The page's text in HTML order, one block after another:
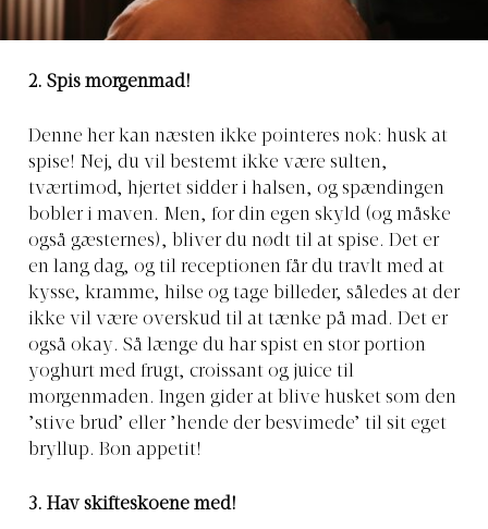
2. Spis morgenmad!
Denne her kan næsten ikke pointeres nok: husk at
spise! Nej, du vil bestemt ikke være sulten,
tværtimod, hjertet sidder i halsen, og spændingen
bobler i maven. Men, for din egen skyld (og måske
også gæsternes), bliver du nødt til at spise. Det er
en lang dag, og til receptionen får du travlt med at
kysse, kramme, hilse og tage billeder, således at der
ikke vil være overskud til at tænke på mad. Det er
også okay. Så længe du har spist en stor portion
yoghurt med frugt, croissant og juice til
morgenmaden. Ingen gider at blive husket som den
’stive brud’ eller ’hende der besvimede’ til sit eget
bryllup. Bon appetit!
3. Hav skifteskoene med!